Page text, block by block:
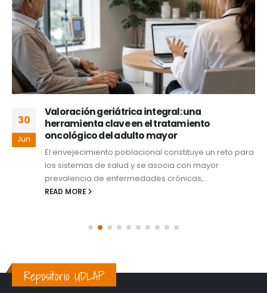
30
Jun
Valoración geriátrica integral: una
herramienta clave en el tratamiento
oncológico del adulto mayor
El envejecimiento poblacional constituye un reto para
los sistemas de salud y se asocia con mayor
prevalencia de enfermedades crónicas,...
READ MORE
Repositorio UDLAP